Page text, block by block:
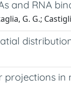
and RNA
G. G.;